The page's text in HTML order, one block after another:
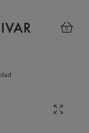
0